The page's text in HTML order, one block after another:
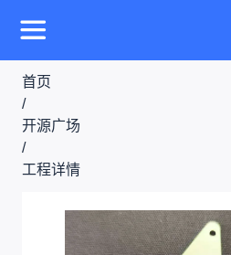
首页
/
开源广场
/
工程详情